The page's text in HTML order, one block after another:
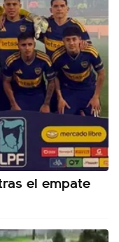
el empate